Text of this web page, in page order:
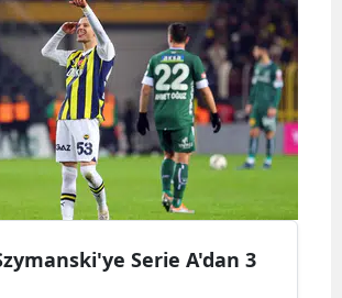
Yozgat
Zonguldak
Aksaray
Bayburt
Karaman
Kırıkkale
Serie A'dan 3